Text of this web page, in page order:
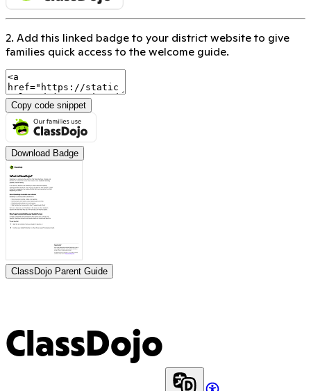
2. Add this linked badge to your district website to give
families quick access to the welcome guide.
Copy code snippet
Download Badge
ClassDojo Parent Guide
ClassDojo